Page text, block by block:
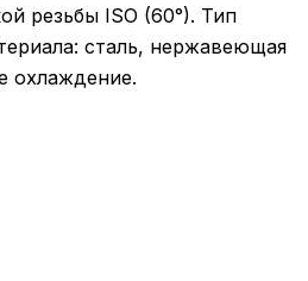
резьбы ISO (60°). Тип
сталь, нержавеющая
охлаждение.